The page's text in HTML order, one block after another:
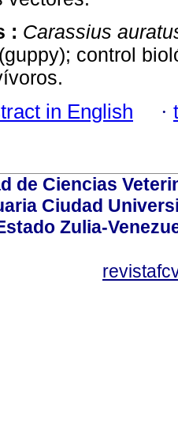
: Carassius
(guppy); control
in English ·
de Ciencias
Ciudad
Zulia-